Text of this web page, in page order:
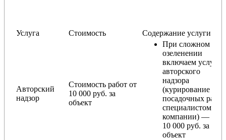
Услуга Стоимость Содержание услуги
Авторский
надзор
Стоимость работ от
10 000 руб. за
объект
При сложном
озеленении
включаем услугу
авторского
надзора
(курирование
посадочных работ
специалистом
компании) — от
10 000 руб. за
объект